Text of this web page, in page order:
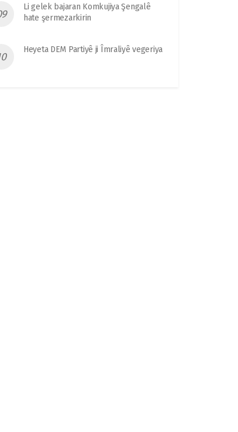
Li gelek bajaran Komkujiya Şengalê
hate şermezarkirin
Heyeta DEM Partiyê ji Îmraliyê vegeriya